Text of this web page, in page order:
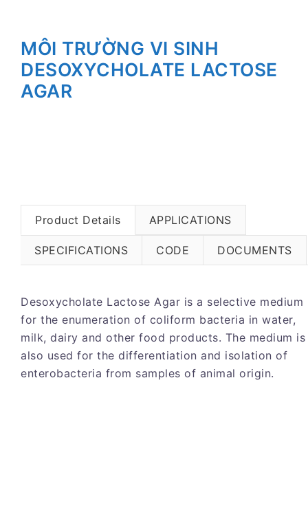
MÔI TRƯỜNG VI SINH
DESOXYCHOLATE LACTOSE
AGAR
Product Details APPLICATIONS
SPECIFICATIONS CODE DOCUMENTS
Desoxycholate Lactose Agar is a selective medium
for the enumeration of coliform bacteria in water,
milk, dairy and other food products. The medium is
also used for the differentiation and isolation of
enterobacteria from samples of animal origin.